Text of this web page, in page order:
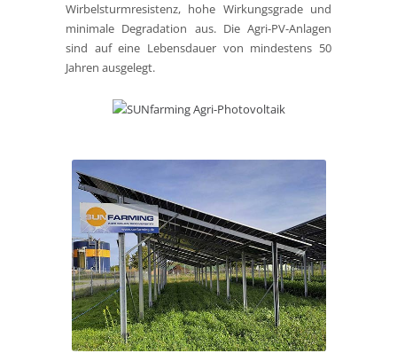
Wirbelsturmresistenz, hohe Wirkungsgrade und
minimale Degradation aus. Die Agri-PV-Anlagen
sind auf eine Lebensdauer von mindestens 50
Jahren ausgelegt.